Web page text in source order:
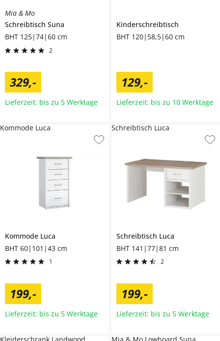
Mia & Mo
Schreibtisch Suna
BHT 125|74|60 cm
2
329,-
Lieferzeit: bis zu 5 Werktage
Kinderschreibtisch
BHT 120|58,5|60 cm
129,-
Lieferzeit: bis zu 10 Werktage
Kommode Luca
BHT 60|101|43 cm
1
199,-
Kommode Luca
Lieferzeit: bis zu 5 Werktage
Schreibtisch Luca
BHT 141|77|81 cm
2
199,-
Schreibtisch Luca
Lieferzeit: bis zu 5 Werktage
Kleiderschrank Landwood Mia & Mo Lowboard Suna